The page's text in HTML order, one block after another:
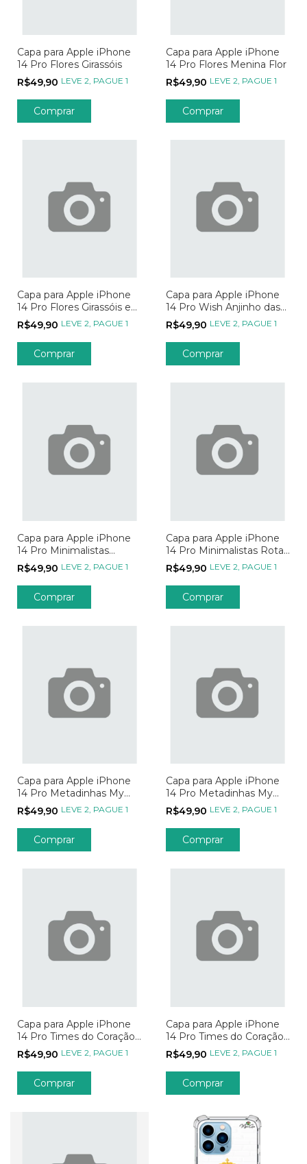
Capa para Apple iPhone
14 Pro Flores Girassóis
R$49,90 LEVE 2, PAGUE 1
Comprar
Capa para Apple iPhone
14 Pro Flores Menina Flor
R$49,90 LEVE 2, PAGUE 1
Comprar
Capa para Apple iPhone
14 Pro Flores Girassóis e
Borboletas
R$49,90 LEVE 2, PAGUE 1
Comprar
Capa para Apple iPhone
14 Pro Wish Anjinho das
Estrelas
R$49,90 LEVE 2, PAGUE 1
Comprar
Capa para Apple iPhone
14 Pro Minimalistas
Butterfly
R$49,90 LEVE 2, PAGUE 1
Comprar
Capa para Apple iPhone
14 Pro Minimalistas Rota
Borboleta
R$49,90 LEVE 2, PAGUE 1
Comprar
Capa para Apple iPhone
14 Pro Metadinhas My
Person - Parte 02
R$49,90 LEVE 2, PAGUE 1
Comprar
Capa para Apple iPhone
14 Pro Metadinhas My
Person - Parte 01
R$49,90 LEVE 2, PAGUE 1
Comprar
Capa para Apple iPhone
14 Pro Times do Coração
Internacionais
R$49,90 LEVE 2, PAGUE 1
Comprar
Capa para Apple iPhone
14 Pro Times do Coração
Seleções
R$49,90 LEVE 2, PAGUE 1
Comprar